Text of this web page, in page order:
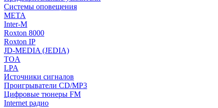
Системы оповещения
МЕТА
Inter-M
Roxton 8000
Roxton IP
JD-MEDIA (JEDIA)
TOA
LPA
Источники сигналов
Проигрыватели CD/MP3
Цифровые тюнеры FM
Internet радио